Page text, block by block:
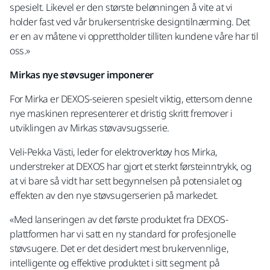
spesielt. Likevel er den største belønningen å vite at vi
holder fast ved vår brukersentriske designtilnærming. Det
er en av måtene vi opprettholder tilliten kundene våre har til
oss.»
Mirkas nye støvsuger imponerer
For Mirka er DEXOS-seieren spesielt viktig, ettersom denne
nye maskinen representerer et dristig skritt fremover i
utviklingen av Mirkas støvavsugsserie.
Veli-Pekka Västi, leder for elektroverktøy hos Mirka,
understreker at DEXOS har gjort et sterkt førsteinntrykk, og
at vi bare så vidt har sett begynnelsen på potensialet og
effekten av den nye støvsugerserien på markedet.
«Med lanseringen av det første produktet fra DEXOS-
plattformen har vi satt en ny standard for profesjonelle
støvsugere. Det er det desidert mest brukervennlige,
intelligente og effektive produktet i sitt segment på